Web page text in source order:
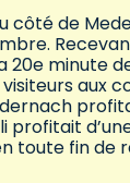
côté de
minute
aux
profitait
toute fin